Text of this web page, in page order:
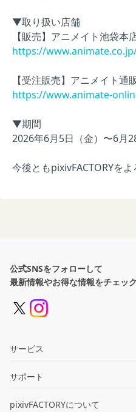
▼取り扱い店舗
【販売】アニメイト池袋本
https://
【受注販売】アニメイト通
https://www.animate-
▼期間
2026年6月5日（金）〜6月
今後ともpixivFACTORYをよ
公式SNSをフォローして
最新情報やお得な情報をチェッ
サービス
グッズ制作
サポート
ヘルプセンター
pixivFACTORYについて